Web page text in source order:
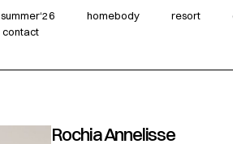
summer‘26 homebody resort
contact
Rochia Annelisse